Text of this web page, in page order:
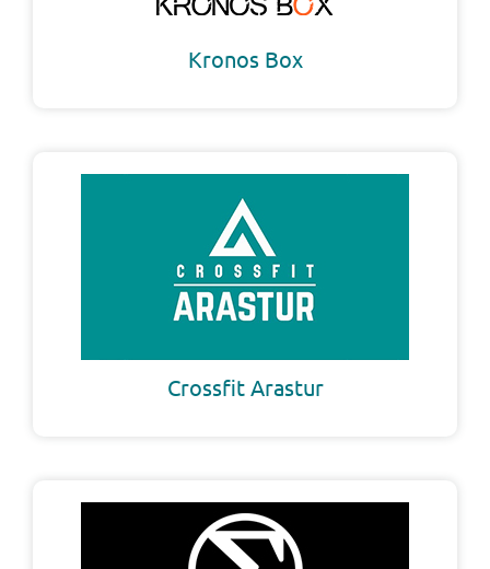
Kronos Box
Crossfit Arastur